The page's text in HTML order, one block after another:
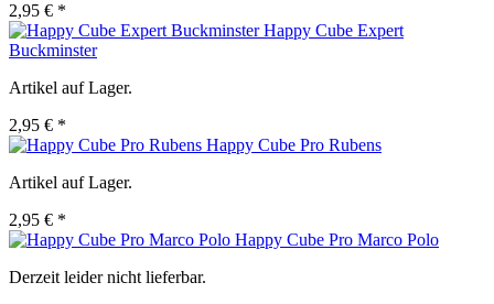
2,95 € *
Happy Cube Expert
Buckminster
Artikel auf Lager.
2,95 € *
Happy Cube Pro Rubens
Artikel auf Lager.
2,95 € *
Happy Cube Pro Marco Polo
Derzeit leider nicht lieferbar.